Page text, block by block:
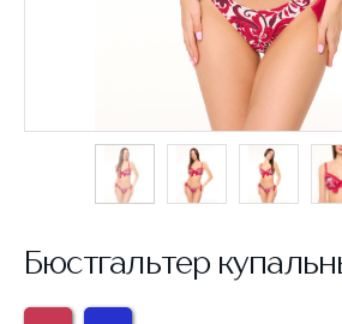
Бюстгальтер